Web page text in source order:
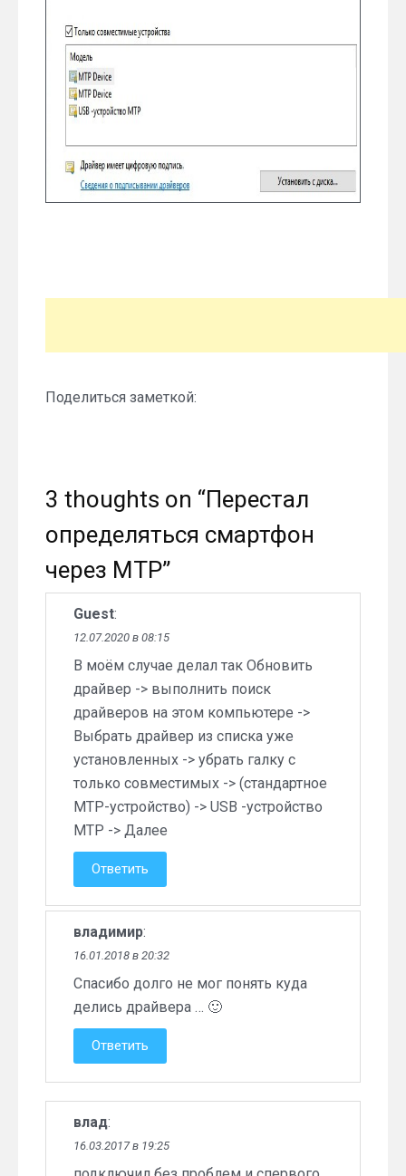
Поделиться заметкой:
3 thoughts on “Перестал
определяться смартфон
через MTP”
Guest:
12.07.2020 в 08:15
В моём случае делал так Обновить
драйвер -> выполнить поиск
драйверов на этом компьютере ->
Выбрать драйвер из списка уже
установленных -> убрать галку с
только совместимых -> (стандартное
MTP-устройство) -> USB -устройство
MTP -> Далее
Ответить
владимир:
16.01.2018 в 20:32
Спасибо долго не мог понять куда
делись драйвера … 🙂
Ответить
влад:
16.03.2017 в 19:25